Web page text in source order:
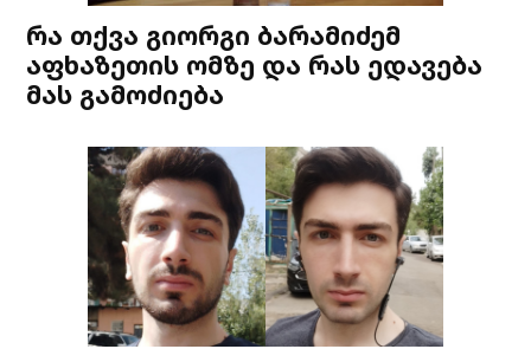
რა თქვა გიორგი ბარამიძემ
აფხაზეთის ომზე და რას ედავება
მას გამოძიება